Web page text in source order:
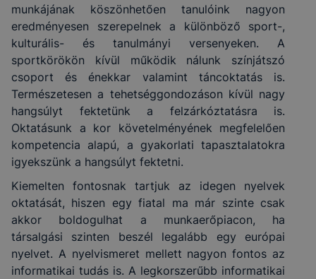
munkájának köszönhetően tanulóink nagyon
eredményesen szerepelnek a különböző sport-,
kulturális- és tanulmányi versenyeken. A
sportkörökön kívül működik nálunk színjátszó
csoport és énekkar valamint táncoktatás is.
Természetesen a tehetséggondozáson kívül nagy
hangsúlyt fektetünk a felzárkóztatásra is.
Oktatásunk a kor követelményének megfelelően
kompetencia alapú, a gyakorlati tapasztalatokra
igyekszünk a hangsúlyt fektetni.
Kiemelten fontosnak tartjuk az idegen nyelvek
oktatását, hiszen egy fiatal ma már szinte csak
akkor boldogulhat a munkaerőpiacon, ha
társalgási szinten beszél legalább egy európai
nyelvet. A nyelvismeret mellett nagyon fontos az
informatikai tudás is. A legkorszerűbb informatikai